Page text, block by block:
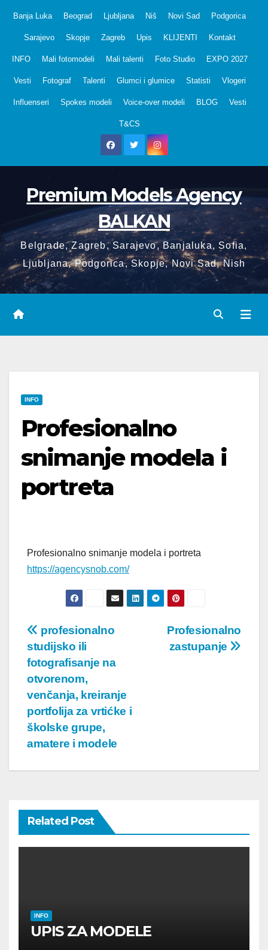
Banja Luka Beograd Ljubljana Niš Novi Sad Podgorica
Sarajevo Skopje Zagreb Upis KLIJENTI Kontakt
INFO Mali fotomodeli Mali talenti Foto Studio EXPO 2027
Vesti Fotograf Talenti Glumci i glumice Statisti Vlogeri
Influenseri Spokes modeli Voice-over modeli BLOG Vesti
T&CS
Premium Models Agency
BALKAN
Belgrade, Zagreb, Sarajevo, Banjaluka, Sofia,
Ljubljana, Podgorica, Skopje, Novi Sad, Nish
INFO
Profesionalno
snimanje modela i
portreta
Profesionalno snimanje modela i portreta
https://agencysnob.com/
Post
navigation
Profesionalno
zastupanje
profesionalno
studijsko ili
fotografisanje na
otvorenom,
venčanja, kreiranje
portfolija za vrtićke i
školske grupe,
amatere i modele
Related Post
INFO
UPIS ZA MODELE